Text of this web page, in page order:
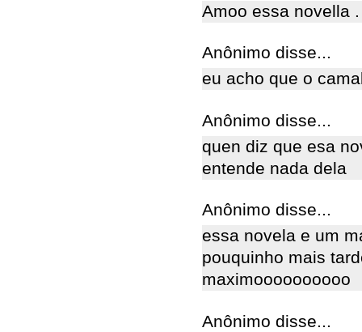
Amoo essa novella
Anônimo disse...
eu acho que o
Anônimo disse...
quen diz que esa
entende nada dela
Anônimo disse...
essa novela e um
pouquinho mais
maximoooooooooo
Anônimo disse...